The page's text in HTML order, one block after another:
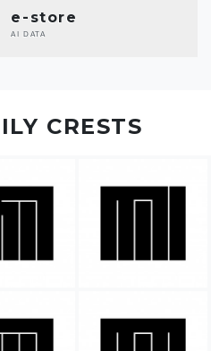
e-store
AI DATA
CRESTS